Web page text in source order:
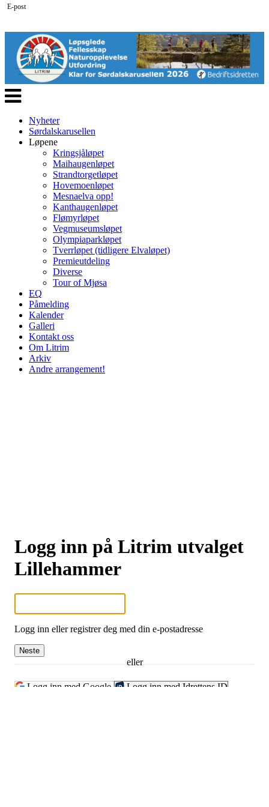
Veksle
navigasjon
Nyheter
Sørdalskarusellen
Løpene
Kringsjåløpet
Maihaugenløpet
Strandtorgetløpet
Hovemoenløpet
Mesnaelva opp!
Kanthaugenløpet
Flømyrløpet
Vegmuseumsløpet
Olympiaparkløpet
Tverrløpet (tidligere Elvaløpet)
Premieutdeling
Diverse
Tour of Mjøsa
EQ
Påmelding
Kalender
Galleri
Kontakt oss
Om Litrim
Arkiv
Andre arrangement!
Logg inn på Litrim utvalget
Lillehammer
E-post
Logg inn eller registrer deg med din e-postadresse
Neste
eller
Logg inn med Google Logg inn med Idrettens ID